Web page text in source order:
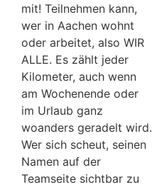
mit! Teilnehmen kann,
wer in Aachen wohnt
oder arbeitet, also WIR
ALLE. Es zählt jeder
Kilometer, auch wenn
am Wochenende oder
im Urlaub ganz
woanders geradelt wird.
Wer sich scheut, seinen
Namen auf der
Teamseite sichtbar zu